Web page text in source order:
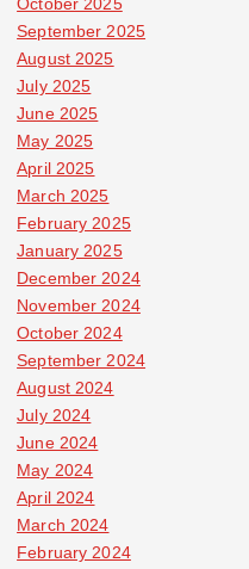
October 2025
September 2025
August 2025
July 2025
June 2025
May 2025
April 2025
March 2025
February 2025
January 2025
December 2024
November 2024
October 2024
September 2024
August 2024
July 2024
June 2024
May 2024
April 2024
March 2024
February 2024